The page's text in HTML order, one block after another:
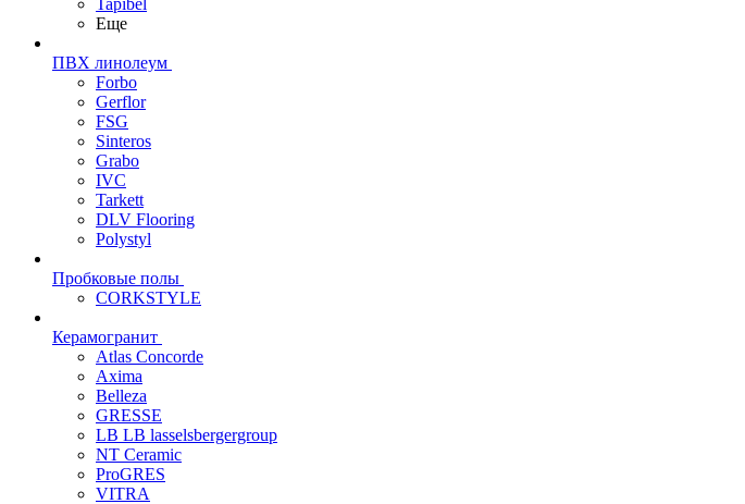
Tapibel
Еще
ПВХ линолеум
Forbo
Gerflor
FSG
Sinteros
Grabo
IVC
Tarkett
DLV Flooring
Polystyl
Пробковые полы
CORKSTYLE
Керамогранит
Atlas Concorde
Axima
Belleza
GRESSE
LB LB lasselsbergergroup
NT Ceramic
ProGRES
VITRA